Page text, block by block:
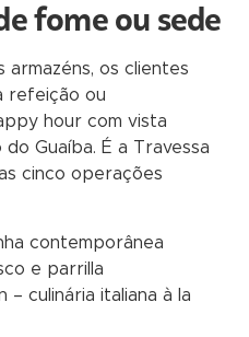
fome ou sede
armazéns, os clientes
refeição ou
hour com vista
Guaíba. É a Travessa
cinco operações
contemporânea
e parrilla
– culinária italiana à la